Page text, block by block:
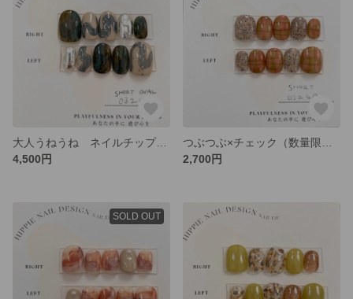
大人うねうね ネイルチップ サイズオーダー可
4,500円
2,700円
SOLD OUT